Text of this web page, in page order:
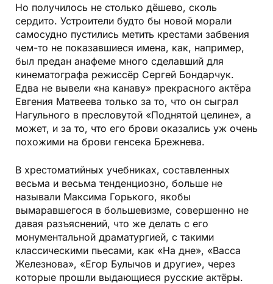
Но получилось не столько дёшево, сколь
сердито. Устроители будто бы новой морали
самосудно пустились метить крестами забвения
чем-то не показавшиеся имена, как, например,
был предан анафеме много сделавший для
кинематографа режиссёр Сергей Бондарчук.
Едва не вывели «на канаву» прекрасного актёра
Евгения Матвеева только за то, что он сыграл
Нагульного в пресловутой «Поднятой целине», а
может, и за то, что его брови оказались уж очень
похожими на брови генсека Брежнева.
В хрестоматийных учебниках, составленных
весьма и весьма тенденциозно, больше не
называли Максима Горького, якобы
вымаравшегося в большевизме, совершенно не
давая разъяснений, что же делать с его
монументальной драматургией, с такими
классическими пьесами, как «На дне», «Васса
Железнова», «Егор Булычов и другие», через
которые прошли выдающиеся русские актёры.